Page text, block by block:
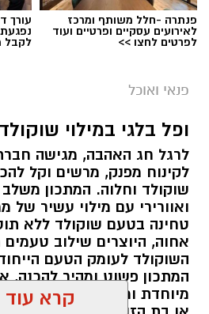
פנתרה -חלל משותף ומרכז
לאירועים עסקיים ופרטיים ועוד
לפרטים לחצו >>
עורך
לקבל
פנאי ואוכל
ופל בלגי במילוי
לרגל חג האהבה, מגישה
לקינוח מפנק, מרשים וקל
שוקולד וחלוה. המתכון
ואוורירי עם מילוי עשיר של
טחינה בטעם שוקולד ללא
אחוה, היוצרים שילוב טעמים
השוקולד לעומק הטעם
המתכון פשוט ומהיר להכנה,
מיוחדת ומתאים לכל מיקרא עוד